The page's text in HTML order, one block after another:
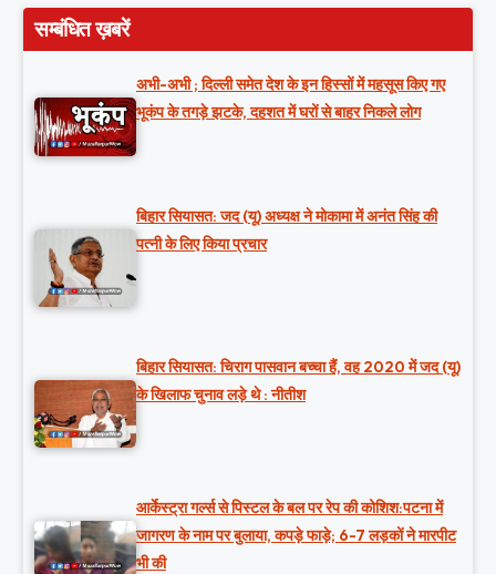
सम्बंधित ख़बरें
अभी-अभी ; दिल्ली समेत देश के इन हिस्सों में महसूस किए गए
भूकंप के तगड़े झटके, दहशत में घरों से बाहर निकले लोग
बिहार सियासत: जद (यू) अध्यक्ष ने मोकामा में अनंत सिंह की
पत्नी के लिए किया प्रचार
बिहार सियासत: चिराग पासवान बच्चा हैं, वह 2020 में जद (यू)
के खिलाफ चुनाव लड़े थे : नीतीश
आर्केस्ट्रा गर्ल्स से पिस्टल के बल पर रेप की कोशिश:पटना में
जागरण के नाम पर बुलाया, कपड़े फाड़े; 6-7 लड़कों ने मारपीट
भी की